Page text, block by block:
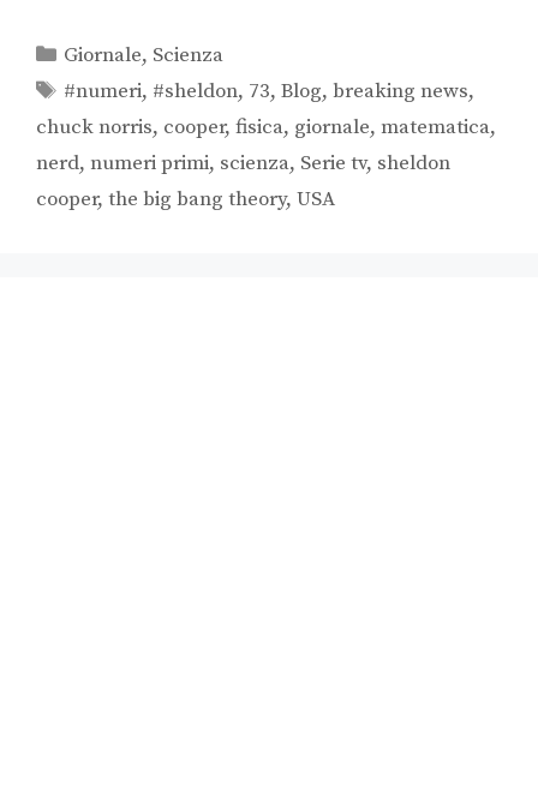
Giornale, Scienza
#numeri, #sheldon, 73,Blog,breaking news,
chuck norris, cooper, fisica, giornale, matematica,
nerd, numeri primi, scienza, Serie tv, sheldon
cooper, the big bang theory, USA